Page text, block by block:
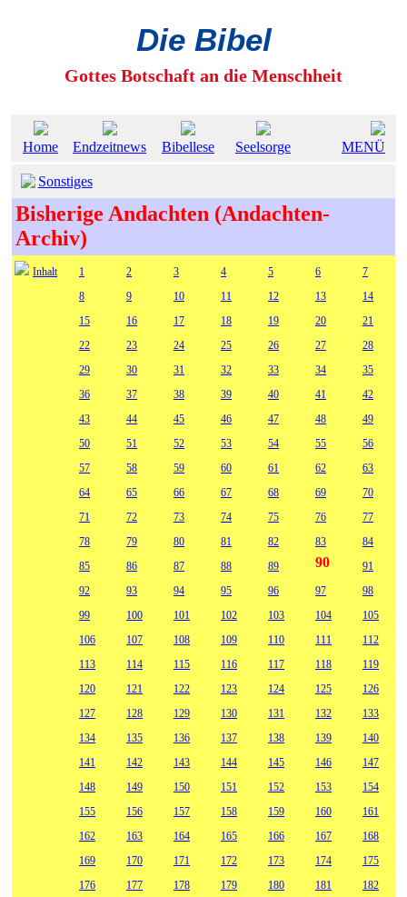
Die Bibel
Gottes Botschaft an die Menschheit
Home Endzeitnews Bibellese Seelsorge MENÜ
Sonstiges
Bisherige Andachten (Andachten-
Archiv)
Inhalt 1 2 3 4 5 6
7
8
9 10 11 12 13
14
15
16 17 18 19 20
21
22
23 24 25 26 27
28
29
30 31 32 33 34
35
36
37 38 39 40 41
42
43
44 45 46 47 48
49
50
51 52 53 54 55
56
57
58 59 60 61 62
63
64
65 66 67 68 69
70
71
72 73 74 75 76
77
78
79 80 81 82 83
84
85
86 87 88 89 90
91
92
93 94 95 96 97
98
99
100 101 102 103 104
105
106
107 108 109 110 111
112
113
114 115 116 117 118
119
120
121 122 123 124 125
126
127
128 129 130 131 132
133
134
135 136 137 138 139
140
141
142 143 144 145 146
147
148
149 150 151 152 153
154
155
156 157 158 159 160
161
162
163 164 165 166 167
168
169
170 171 172 173 174
175
176
177 178 179 180 181
182